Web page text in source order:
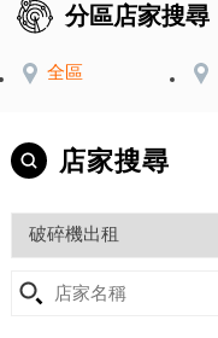
分區店家搜尋
全區
店家搜尋